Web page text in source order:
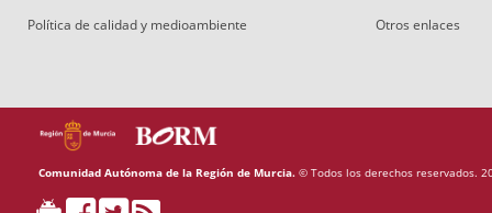
Política de calidad y medioambiente
Otros enlaces
Comunidad Autónoma de la Región de Murcia. © Todos los derechos reservados.